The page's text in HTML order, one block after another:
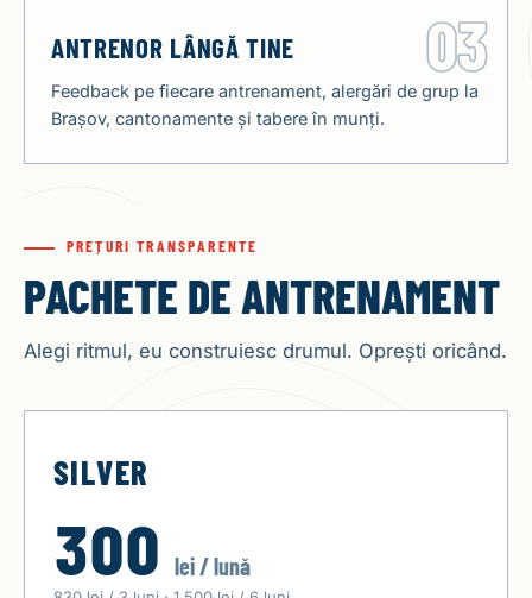
03
ANTRENOR LÂNGĂ TINE
Feedback pe fiecare antrenament, alergări de grup la
Brașov, cantonamente și tabere în munți.
PREȚURI TRANSPARENTE
PACHETE DE ANTRENAMENT
Alegi ritmul, eu construiesc drumul. Oprești oricând.
SILVER
300 lei / lună